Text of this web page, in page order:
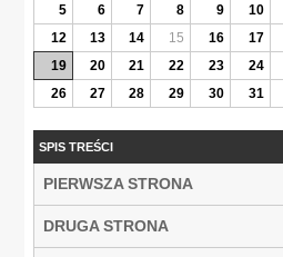
5
6 7 8 9 10
12
13 14 15 16 17
19
20 21 22 23 24
26
27 28 29 30 31
SPIS TREŚCI
PIERWSZA STRONA
DRUGA STRONA